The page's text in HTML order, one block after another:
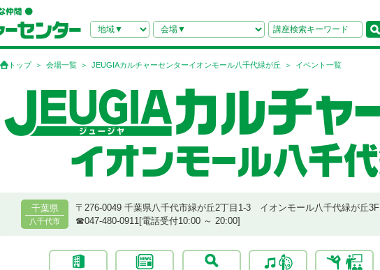
トップ 会場一覧 JEUGIAカルチャーセンターイオンモール八千代緑が丘 イベント一覧
千葉県
八千代市
〒276-0049 千葉県八千代市緑が丘2丁目1-3 イオンモール八千代緑が丘3F
☎︎047-480-0911[電話受付10:00 ～ 20:00]